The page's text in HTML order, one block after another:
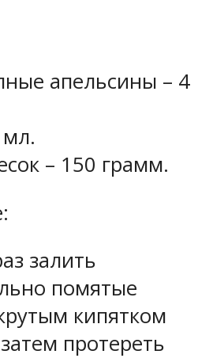
апельсины – 4
– 150 грамм.
залить
помятые
кипятком
протереть